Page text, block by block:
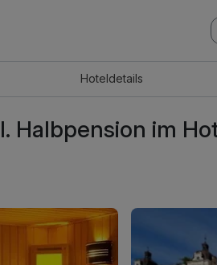
Hoteldetails
Halbpension im